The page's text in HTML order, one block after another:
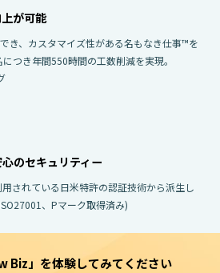
が可能
き、カスタマイズ性がある名もなき仕事™を
つき年間550時間の工数削減を実現。
のセキュリティー
用されている日米特許の認証技術から派生し
、Pマーク取得済み)
Biz」を体験してみてください